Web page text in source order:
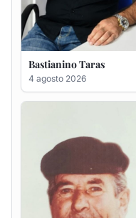
Salvatore Degortes